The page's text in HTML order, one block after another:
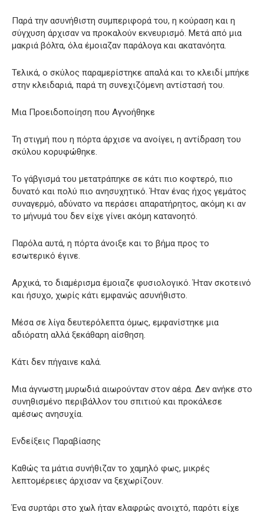
Παρά την ασυνήθιστη συμπεριφορά του, η κούραση και η
σύγχυση άρχισαν να προκαλούν εκνευρισμό. Μετά από μια
μακριά βόλτα, όλα έμοιαζαν παράλογα και ακατανόητα.
Τελικά, ο σκύλος παραμερίστηκε απαλά και το κλειδί μπήκε
στην κλειδαριά, παρά τη συνεχιζόμενη αντίστασή του.
Μια Προειδοποίηση που Αγνοήθηκε
Τη στιγμή που η πόρτα άρχισε να ανοίγει, η αντίδραση του
σκύλου κορυφώθηκε.
Το γάβγισμά του μετατράπηκε σε κάτι πιο κοφτερό, πιο
δυνατό και πολύ πιο ανησυχητικό. Ήταν ένας ήχος γεμάτος
συναγερμό, αδύνατο να περάσει απαρατήρητος, ακόμη κι αν
το μήνυμά του δεν είχε γίνει ακόμη κατανοητό.
Παρόλα αυτά, η πόρτα άνοιξε και το βήμα προς το
εσωτερικό έγινε.
Αρχικά, το διαμέρισμα έμοιαζε φυσιολογικό. Ήταν σκοτεινό
και ήσυχο, χωρίς κάτι εμφανώς ασυνήθιστο.
Μέσα σε λίγα δευτερόλεπτα όμως, εμφανίστηκε μια
αδιόρατη αλλά ξεκάθαρη αίσθηση.
Κάτι δεν πήγαινε καλά.
Μια άγνωστη μυρωδιά αιωρούνταν στον αέρα. Δεν ανήκε στο
συνηθισμένο περιβάλλον του σπιτιού και προκάλεσε
αμέσως ανησυχία.
Ενδείξεις Παραβίασης
Καθώς τα μάτια συνήθιζαν το χαμηλό φως, μικρές
λεπτομέρειες άρχισαν να ξεχωρίζουν.
Ένα συρτάρι στο χωλ ήταν ελαφρώς ανοιχτό, παρότι είχε